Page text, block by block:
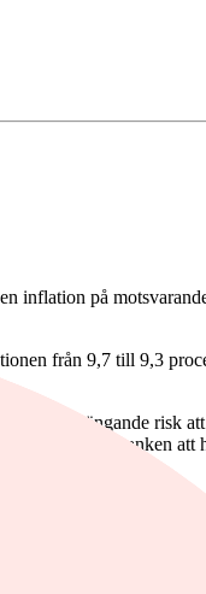
inflation på
från 9,7 till 9,3
överhängande risk
för Riksbanken att
steg från 7,4 procent
trodde i sin tur
gått upp efter att